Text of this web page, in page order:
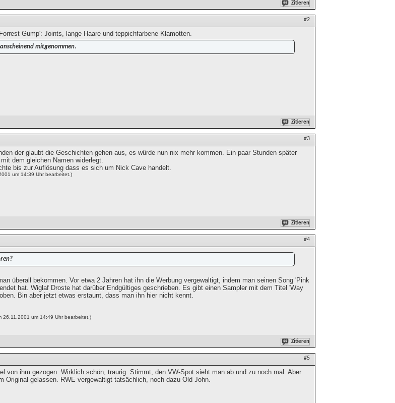
Zitieren
#2
Gump': Joints, lange Haare und teppichfarbene Klamotten.
mitgenommen.
Zitieren
#3
der glaubt die Geschichten gehen aus, es würde nun nix mehr kommen. Ein paar Stunden später
dem gleichen Namen widerlegt.
bis zur Auflösung dass es sich um Nick Cave handelt.
um 14:39 Uhr bearbeitet.)
Zitieren
#4
überall bekommen. Vor etwa 2 Jahren hat ihn die Werbung vergewaltigt, indem man seinen Song 'Pink
hat. Wiglaf Droste hat darüber Endgültiges geschrieben. Es gibt einen Sampler mit dem Titel 'Way
Bin aber jetzt etwas erstaunt, dass man ihn hier nicht kennt.
26.11.2001 um 14:49 Uhr bearbeitet.)
Zitieren
#5
von ihm gezogen. Wirklich schön, traurig. Stimmt, den VW-Spot sieht man ab und zu noch mal. Aber
Original gelassen. RWE vergewaltigt tatsächlich, noch dazu Old John.